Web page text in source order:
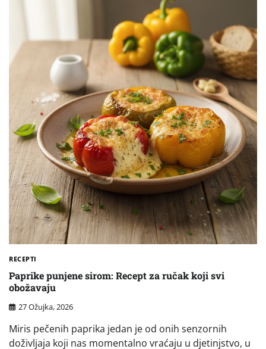
RECEPTI
Paprike punjene sirom: Recept za ručak koji svi
obožavaju
27 Ožujka, 2026
Miris pečenih paprika jedan je od onih senzornih
doživljaja koji nas momentalno vraćaju u djetinjstvo, u